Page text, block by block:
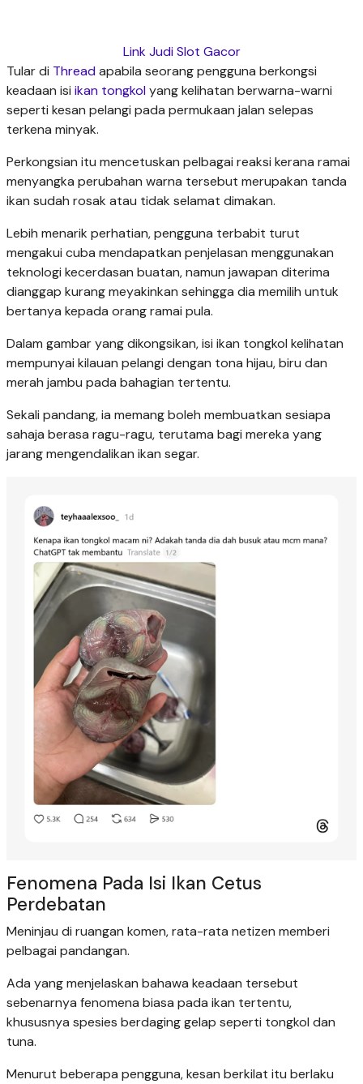
Link Judi Slot Gacor
Tular di Threadapabila seorang pengguna berkongsi
keadaan isi ikan tongkolyang kelihatan berwarna-warni
seperti kesan pelangi pada permukaan jalan selepas
terkena minyak.
Perkongsian itu mencetuskan pelbagai reaksi kerana ramai
menyangka perubahan warna tersebut merupakan tanda
ikan sudah rosak atau tidak selamat dimakan.
Lebih menarik perhatian, pengguna terbabit turut
mengakui cuba mendapatkan penjelasan menggunakan
teknologi kecerdasan buatan, namun jawapan diterima
dianggap kurang meyakinkan sehingga dia memilih untuk
bertanya kepada orang ramai pula.
Dalam gambar yang dikongsikan, isi ikan tongkol kelihatan
mempunyai kilauan pelangi dengan tona hijau, biru dan
merah jambu pada bahagian tertentu.
Sekali pandang, ia memang boleh membuatkan sesiapa
sahaja berasa ragu-ragu, terutama bagi mereka yang
jarang mengendalikan ikan segar.
Fenomena Pada Isi Ikan Cetus
Perdebatan
Meninjau di ruangan komen, rata-rata netizen memberi
pelbagai pandangan.
Ada yang menjelaskan bahawa keadaan tersebut
sebenarnya fenomena biasa pada ikan tertentu,
khususnya spesies berdaging gelap seperti tongkol dan
tuna.
Menurut beberapa pengguna, kesan berkilat itu berlaku